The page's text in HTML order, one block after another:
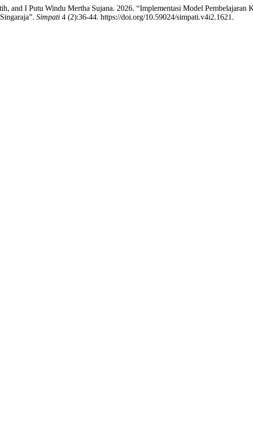
I Putu Windu Mertha Sujana. 2026. “Implementasi Model Pembelajaran
Simpati 4 (2):36-44. https://doi.org/10.59024/simpati.v4i2.1621.